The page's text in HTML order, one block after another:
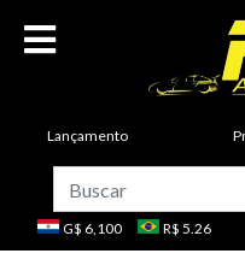
G$ 6,100 R$ 5.26
Lançamento